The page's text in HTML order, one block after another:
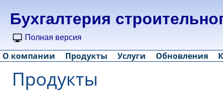
Бухгалтерия
Полная версия
О компании Продукты Услуги Обновления
Продукты